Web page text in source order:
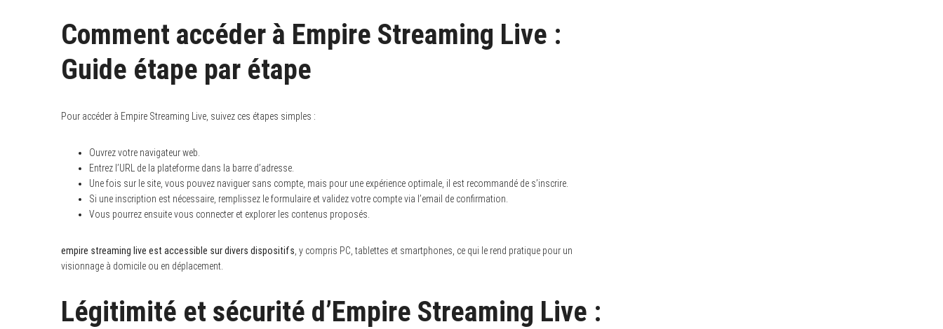
Comment accéder à Empire Streaming Live :
Guide étape par étape
Pour accéder à Empire Streaming Live, suivez ces étapes simples :
Ouvrez votre navigateur web.
Entrez l’URL de la plateforme dans la barre d’adresse.
Une fois sur le site, vous pouvez naviguer sans compte, mais pour une expérience optimale, il est recommandé de s’inscrire.
Si une inscription est nécessaire, remplissez le formulaire et validez votre compte via l’email de confirmation.
Vous pourrez ensuite vous connecter et explorer les contenus proposés.
empire streaming live est accessible sur divers dispositifs , y compris PC, tablettes et smartphones, ce qui le rend pratique pour un
visionnage à domicile ou en déplacement.
Légitimité et sécurité d’Empire Streaming Live :
e
c
h
o
r